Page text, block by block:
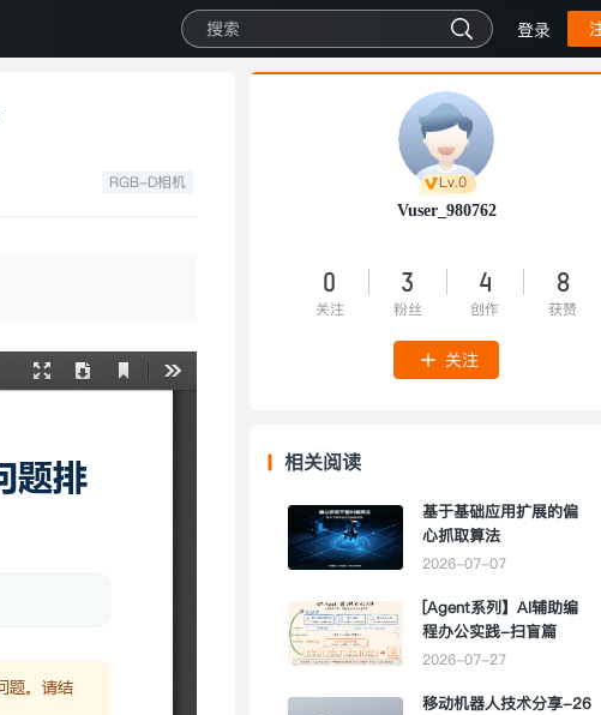
登录
RGB-D相机 Lv.0
Vuser_980762
0
关注
3
粉丝
4
创作
8
获赞
关注
相关阅读
基于基础应用扩展的偏
心抓取算法
2026-07-07
[Agent系列】AI辅助编
程办公实践-扫盲篇
2026-07-27
移动机器人技术分享-26